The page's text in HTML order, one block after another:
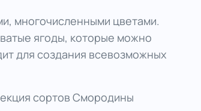
многочисленными цветами.
ягоды, которые можно
для создания всевозможных
сортов Смородины